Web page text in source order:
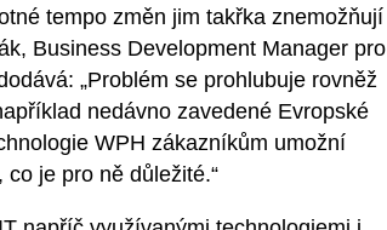
tempo změn jim takřka znemožňují
Business Development Manager pro
„Problém se prohlubuje rovněž
nedávno zavedené Evropské
WPH zákazníkům umožní
je pro ně důležité.“